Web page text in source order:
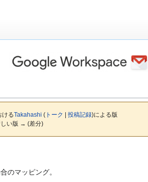
けるTakahashi (トーク | 投稿記録)による版
しい版 → (差分)
のマッピング。